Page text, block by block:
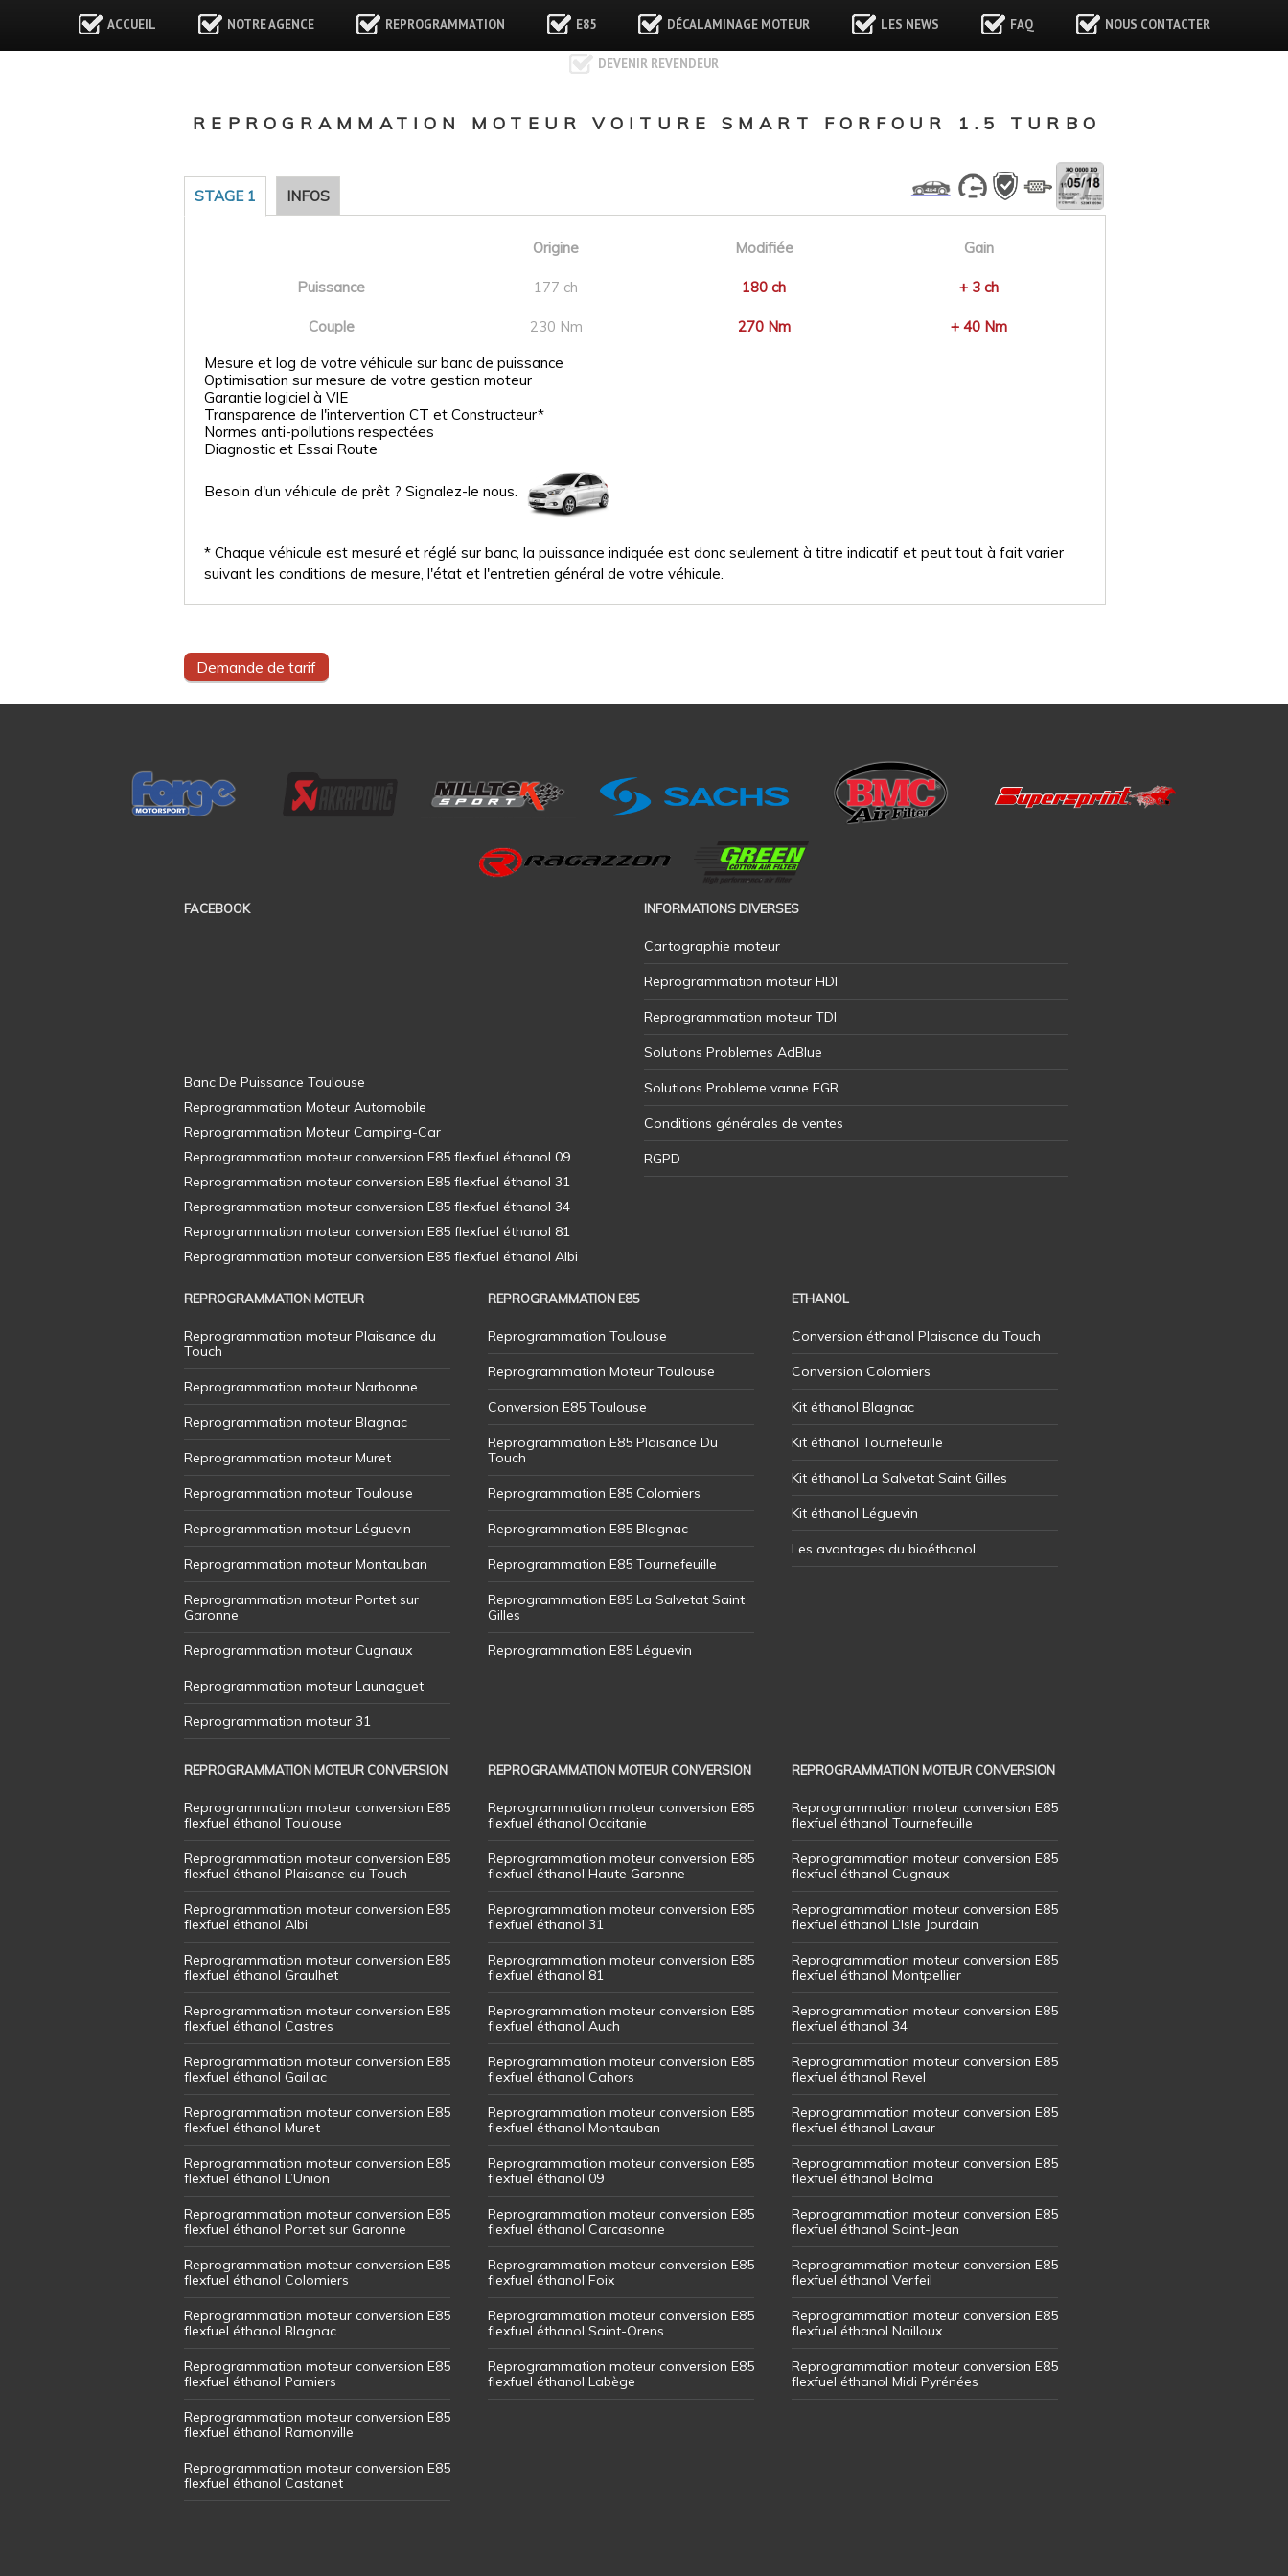
ACCUEIL NOTRE AGENCE REPROGRAMMATION E85 DÉCALAMINAGE MOTEUR LES NEWS FAQ NOUS CONTACTER
DEVENIR REVENDEUR
REPROGRAMMATION MOTEUR VOITURE SMART FORFOUR 1.5 TURBO
STAGE 1 INFOS
Origine Modifiée Gain
Puissance 177 ch 180 ch + 3 ch
Couple 230 Nm 270 Nm
+ 40 Nm
Mesure et log de votre véhicule sur banc de puissance
Optimisation sur mesure de votre gestion moteur
Garantie logiciel à VIE
Transparence de l'intervention CT et Constructeur*
Normes anti-pollutions respectées
Diagnostic et Essai Route
Besoin d'un véhicule de prêt ? Signalez-le nous.
* Chaque véhicule est mesuré et réglé sur banc, la puissance indiquée est donc seulement à titre indicatif et peut tout à fait varier
suivant les conditions de mesure, l'état et l'entretien général de votre véhicule.
Demande de tarif
FACEBOOK INFORMATIONS DIVERSES
Cartographie moteur
Reprogrammation moteur HDI
Reprogrammation moteur TDI
Solutions Problemes AdBlue
Solutions Probleme vanne EGR
Conditions générales de ventes
RGPD
REPROGRAMMATION MOTEUR
Reprogrammation moteur Plaisance du
Touch
Reprogrammation moteur Narbonne
Reprogrammation moteur Blagnac
Reprogrammation moteur Muret
Reprogrammation moteur Toulouse
Reprogrammation moteur Léguevin
Reprogrammation moteur Montauban
Reprogrammation moteur Portet sur
Garonne
Reprogrammation moteur Cugnaux
Reprogrammation moteur Launaguet
Reprogrammation moteur 31
REPROGRAMMATION E85
Reprogrammation Toulouse
Reprogrammation Moteur Toulouse
Conversion E85 Toulouse
Reprogrammation E85 Plaisance Du
Touch
Reprogrammation E85 Colomiers
Reprogrammation E85 Blagnac
Reprogrammation E85 Tournefeuille
Reprogrammation E85 La Salvetat Saint
Gilles
Reprogrammation E85 Léguevin
ETHANOL
Conversion éthanol Plaisance du Touch
Conversion Colomiers
Kit éthanol Blagnac
Kit éthanol Tournefeuille
Kit éthanol La Salvetat Saint Gilles
Kit éthanol Léguevin
Les avantages du bioéthanol
REPROGRAMMATION MOTEUR CONVERSION
Reprogrammation moteur conversion E85
flexfuel éthanol Toulouse
Reprogrammation moteur conversion E85
flexfuel éthanol Plaisance du Touch
Reprogrammation moteur conversion E85
flexfuel éthanol Albi
Reprogrammation moteur conversion E85
flexfuel éthanol Graulhet
Reprogrammation moteur conversion E85
flexfuel éthanol Castres
Reprogrammation moteur conversion E85
flexfuel éthanol Gaillac
Reprogrammation moteur conversion E85
flexfuel éthanol Muret
Reprogrammation moteur conversion E85
flexfuel éthanol L’Union
Reprogrammation moteur conversion E85
flexfuel éthanol Portet sur Garonne
Reprogrammation moteur conversion E85
flexfuel éthanol Colomiers
Reprogrammation moteur conversion E85
flexfuel éthanol Blagnac
Reprogrammation moteur conversion E85
flexfuel éthanol Pamiers
Reprogrammation moteur conversion E85
flexfuel éthanol Ramonville
Reprogrammation moteur conversion E85
flexfuel éthanol Castanet
REPROGRAMMATION MOTEUR CONVERSION
Reprogrammation moteur conversion E85
flexfuel éthanol Occitanie
Reprogrammation moteur conversion E85
flexfuel éthanol Haute Garonne
Reprogrammation moteur conversion E85
flexfuel éthanol 31
Reprogrammation moteur conversion E85
flexfuel éthanol 81
Reprogrammation moteur conversion E85
flexfuel éthanol Auch
Reprogrammation moteur conversion E85
flexfuel éthanol Cahors
Reprogrammation moteur conversion E85
flexfuel éthanol Montauban
Reprogrammation moteur conversion E85
flexfuel éthanol 09
Reprogrammation moteur conversion E85
flexfuel éthanol Carcasonne
Reprogrammation moteur conversion E85
flexfuel éthanol Foix
Reprogrammation moteur conversion E85
flexfuel éthanol Saint-Orens
Reprogrammation moteur conversion E85
flexfuel éthanol Labège
REPROGRAMMATION MOTEUR CONVERSION
Reprogrammation moteur conversion E85
flexfuel éthanol Tournefeuille
Reprogrammation moteur conversion E85
flexfuel éthanol Cugnaux
Reprogrammation moteur conversion E85
flexfuel éthanol L’Isle Jourdain
Reprogrammation moteur conversion E85
flexfuel éthanol Montpellier
Reprogrammation moteur conversion E85
flexfuel éthanol 34
Reprogrammation moteur conversion E85
flexfuel éthanol Revel
Reprogrammation moteur conversion E85
flexfuel éthanol Lavaur
Reprogrammation moteur conversion E85
flexfuel éthanol Balma
Reprogrammation moteur conversion E85
flexfuel éthanol Saint-Jean
Reprogrammation moteur conversion E85
flexfuel éthanol Verfeil
Reprogrammation moteur conversion E85
flexfuel éthanol Nailloux
Reprogrammation moteur conversion E85
flexfuel éthanol Midi Pyrénées
Banc De Puissance Toulouse
Reprogrammation Moteur Automobile
Reprogrammation Moteur Camping-Car
Reprogrammation moteur conversion E85 flexfuel éthanol 09
Reprogrammation moteur conversion E85 flexfuel éthanol 31
Reprogrammation moteur conversion E85 flexfuel éthanol 34
Reprogrammation moteur conversion E85 flexfuel éthanol 81
Reprogrammation moteur conversion E85 flexfuel éthanol Albi